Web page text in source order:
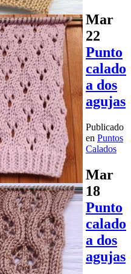
Mar
22
Punto
calado
a dos
agujas
Publicado
en Puntos
Calados
Mar
18
Punto
calado
a dos
agujas